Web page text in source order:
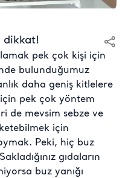
dikkat!
pek çok kişi için
bulunduğumuz
daha geniş kitlelere
için pek çok yöntem
de mevsim sebze ve
için
Peki, hiç buz
gıdaların
buz yanığı